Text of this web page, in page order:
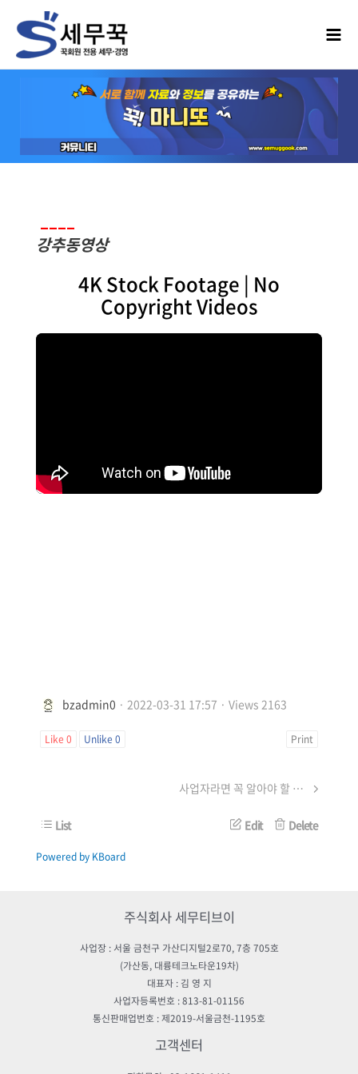
강추동영상
4K Stock Footage | No
Copyright Videos
bzadmin0 · 2022-03-31 17:57 · Views 2163
Like 0 Unlike 0 Print
사업자라면 꼭 알아야 할 기초 세무용어
List Edit Delete
Powered by KBoard
주식회사 세무티브이
사업장 : 서울 금천구 가산디지털2로70, 7층 705호
(가산동, 대륭테크노타운19차)
대표자 : 김 영 지
사업자등록번호 : 813-81-01156
통신판매업번호 : 제2019-서울금천-1195호
고객센터